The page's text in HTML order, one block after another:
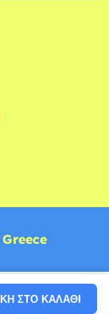
ΣΤΟ ΚΑΛΆΘΙ